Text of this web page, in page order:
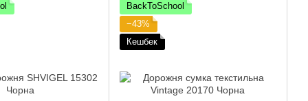
BackToSchool
−43%
Кешбек